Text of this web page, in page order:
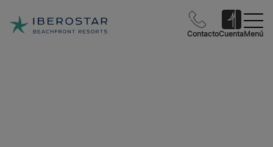
ContactoCuentaMenú